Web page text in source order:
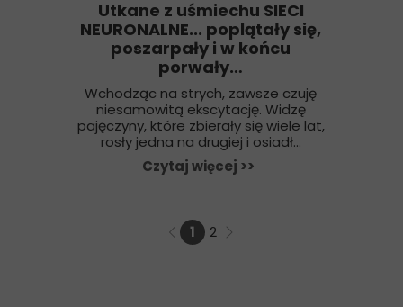
Utkane z uśmiechu SIECI
NEURONALNE... poplątały się,
poszarpały i w końcu
porwały…
Wchodząc na strych, zawsze czuję
niesamowitą ekscytację. Widzę
pajęczyny, które zbierały się wiele lat,
rosły jedna na drugiej i osiadł...
Czytaj więcej >>
1 2